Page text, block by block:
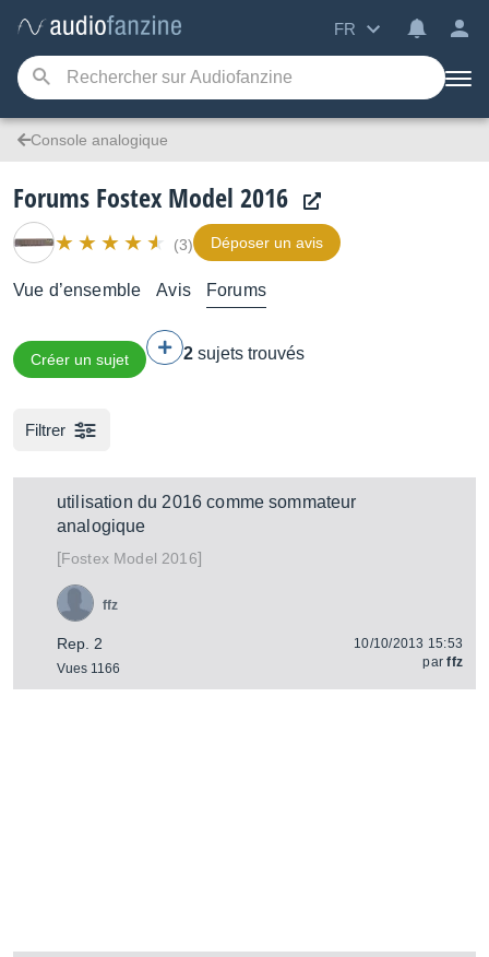
FR
Console analogique
Forums Fostex Model 2016
(3) Déposer un avis
Vue d’ensemble Avis Forums
Créer un sujet 2 sujets trouvés
Filtrer
utilisation du 2016 comme sommateur
analogique
[FostexModel 2016]
Rep. 2
Vues 1166
ffz
10/10/2013 15:53
parffz